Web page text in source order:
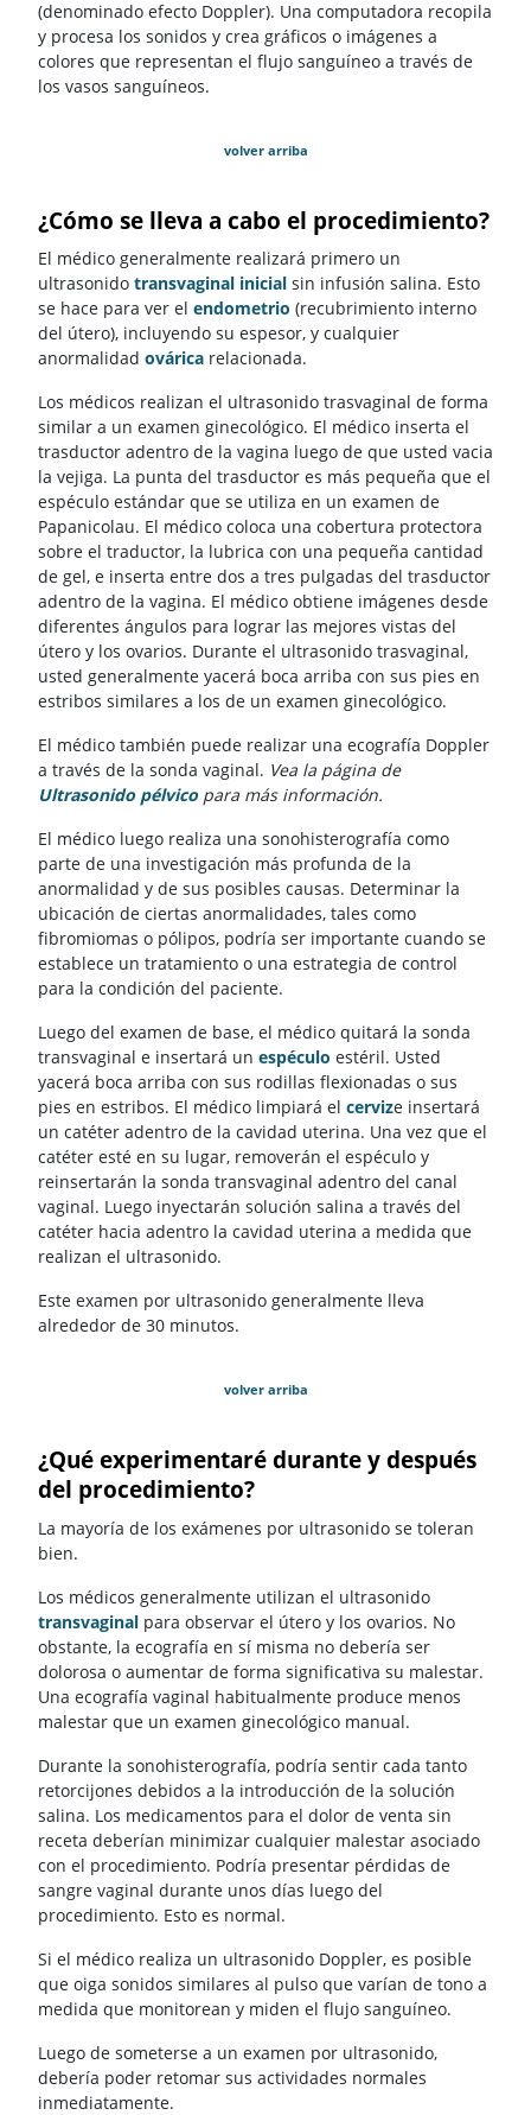
(denominado efecto Doppler). Una computadora recopila
y procesa los sonidos y crea gráficos o imágenes a
colores que representan el flujo sanguíneo a través de
los vasos sanguíneos.
volver arriba
¿Cómo se lleva a cabo el procedimiento?
El médico generalmente realizará primero un
ultrasonido transvaginal inicial sin infusión salina. Esto
se hace para ver el endometrio (recubrimiento interno
del útero), incluyendo su espesor, y cualquier
anormalidad ovárica relacionada.
Los médicos realizan el ultrasonido trasvaginal de forma
similar a un examen ginecológico. El médico inserta el
trasductor adentro de la vagina luego de que usted vacia
la vejiga. La punta del trasductor es más pequeña que el
espéculo estándar que se utiliza en un examen de
Papanicolau. El médico coloca una cobertura protectora
sobre el traductor, la lubrica con una pequeña cantidad
de gel, e inserta entre dos a tres pulgadas del trasductor
adentro de la vagina. El médico obtiene imágenes desde
diferentes ángulos para lograr las mejores vistas del
útero y los ovarios. Durante el ultrasonido trasvaginal,
usted generalmente yacerá boca arriba con sus pies en
estribos similares a los de un examen ginecológico.
El médico también puede realizar una ecografía Doppler
a través de la sonda vaginal. Vea la página de
Ultrasonido pélvicopara más información.
El médico luego realiza una sonohisterografía como
parte de una investigación más profunda de la
anormalidad y de sus posibles causas. Determinar la
ubicación de ciertas anormalidades, tales como
fibromiomas o pólipos, podría ser importante cuando se
establece un tratamiento o una estrategia de control
para la condición del paciente.
Luego del examen de base, el médico quitará la sonda
transvaginal e insertará un espéculo estéril. Usted
yacerá boca arriba con sus rodillas flexionadas o sus
pies en estribos. El médico limpiará el cervize insertará
un catéter adentro de la cavidad uterina. Una vez que el
catéter esté en su lugar, removerán el espéculo y
reinsertarán la sonda transvaginal adentro del canal
vaginal. Luego inyectarán solución salina a través del
catéter hacia adentro la cavidad uterina a medida que
realizan el ultrasonido.
Este examen por ultrasonido generalmente lleva
alrededor de 30 minutos.
volver arriba
¿Qué experimentaré durante y después
del procedimiento?
La mayoría de los exámenes por ultrasonido se toleran
bien.
Los médicos generalmente utilizan el ultrasonido
transvaginal para observar el útero y los ovarios. No
obstante, la ecografía en sí misma no debería ser
dolorosa o aumentar de forma significativa su malestar.
Una ecografía vaginal habitualmente produce menos
malestar que un examen ginecológico manual.
Durante la sonohisterografía, podría sentir cada tanto
retorcijones debidos a la introducción de la solución
salina. Los medicamentos para el dolor de venta sin
receta deberían minimizar cualquier malestar asociado
con el procedimiento. Podría presentar pérdidas de
sangre vaginal durante unos días luego del
procedimiento. Esto es normal.
Si el médico realiza un ultrasonido Doppler, es posible
que oiga sonidos similares al pulso que varían de tono a
medida que monitorean y miden el flujo sanguíneo.
Luego de someterse a un examen por ultrasonido,
debería poder retomar sus actividades normales
inmediatamente.